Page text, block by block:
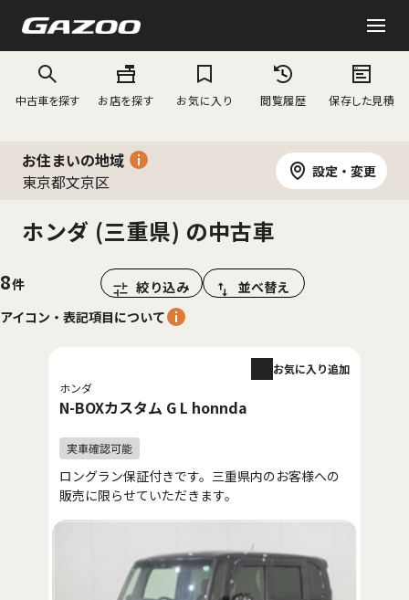
中古車を探す お店を探す お気に入り 閲覧履歴 保存した見積
お住まいの地域
東京都文京区
設定・変更
ホンダ (三重県) の中古車
8 絞り込み
並べ替え
アイコン・表記項目について
ホンダ
N-BOXカスタム G L honnda
お気に入り追加
ロングラン保証付きです。三重県内のお客様への
販売に限らせていただきます。